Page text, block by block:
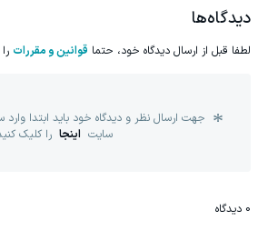
دیدگاه‌ها
لطفا قبل از ارسال دیدگاه خود، حتما قوانین و مقررات
جهت ارسال نظر و دیدگاه خود باید ابتدا
سایت اینجا را کلیک
0 دیدگاه